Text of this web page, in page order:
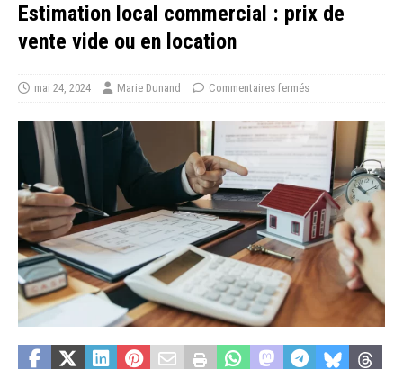
Estimation local commercial : prix de
vente vide ou en location
mai 24, 2024 Marie Dunand Commentaires fermés